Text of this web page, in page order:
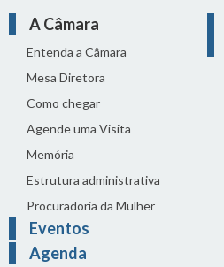
A Câmara
Entenda a Câmara
Mesa Diretora
Como chegar
Agende uma Visita
Memória
Estrutura administrativa
Procuradoria da Mulher
Eventos
Agenda